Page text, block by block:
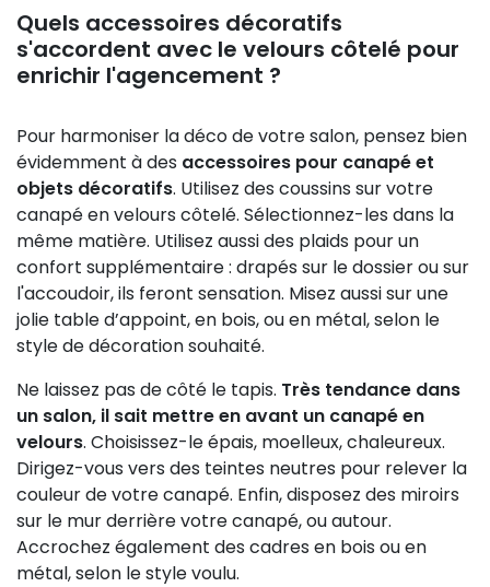
Quels accessoires décoratifs
s'accordent avec le velours côtelé pour
enrichir l'agencement ?
Pour harmoniser la déco de votre salon, pensez bien
évidemment à des accessoires pour canapé et
objets décoratifs. Utilisez des coussins sur votre
canapé en velours côtelé. Sélectionnez-les dans la
même matière. Utilisez aussi des plaids pour un
confort supplémentaire : drapés sur le dossier ou sur
l'accoudoir, ils feront sensation. Misez aussi sur une
jolie table d’appoint, en bois, ou en métal, selon le
style de décoration souhaité.
Ne laissez pas de côté le tapis. Très tendance dans
un salon, il sait mettre en avant un canapé en
velours. Choisissez-le épais, moelleux, chaleureux.
Dirigez-vous vers des teintes neutres pour relever la
couleur de votre canapé. Enfin, disposez des miroirs
sur le mur derrière votre canapé, ou autour.
Accrochez également des cadres en bois ou en
métal, selon le style voulu.